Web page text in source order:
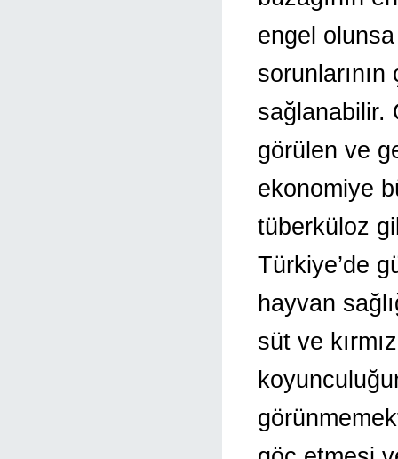
engel olunsa
sağlanabilir.
görülen ve
ekonomiye
tüberküloz
Türkiye’de
hayvan
süt ve